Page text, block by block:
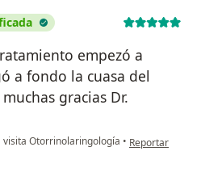
empezó a
a fondo la cuasa del
gracias Dr.
visita Otorrinolaringología • en opinión del
Reportar